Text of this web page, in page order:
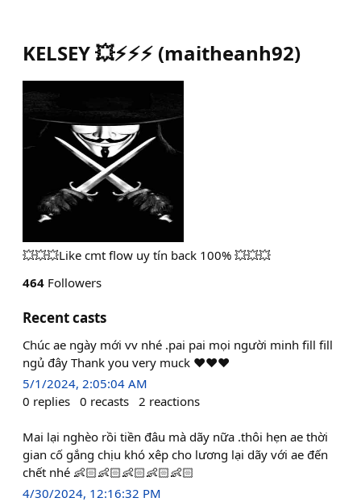
KELSEY 💥⚡️⚡️⚡️ (maitheanh92)
💥💥💥Like cmt flow uy tín back 100% 💥💥💥
464 Followers
Recent casts
Chúc ae ngày mới vv nhé .pai pai mọi người minh fill fill
ngủ đây Thank you very muck ❤️❤️❤️
5/1/2024, 2:05:04 AM
0 replies 0 recasts 2 reactions
Mai lại nghèo rồi tiền đâu mà dãy nữa .thôi hẹn ae thời
gian cố gắng chịu khó xêp cho lương lại dãy với ae đến
chết nhé 👶🏻👶🏻👶🏻👶🏻👶🏻
4/30/2024, 12:16:32 PM